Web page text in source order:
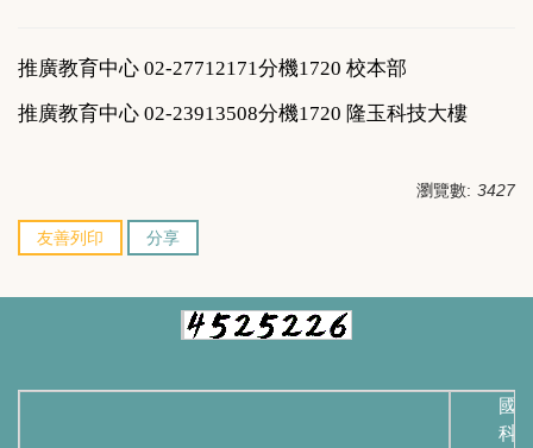
推廣教育中心 02-27712171分機1720 校本部
推廣教育中心 02-23913508分機1720 隆玉科技大樓
瀏覽數: 3427
友善列印 分享
國
科